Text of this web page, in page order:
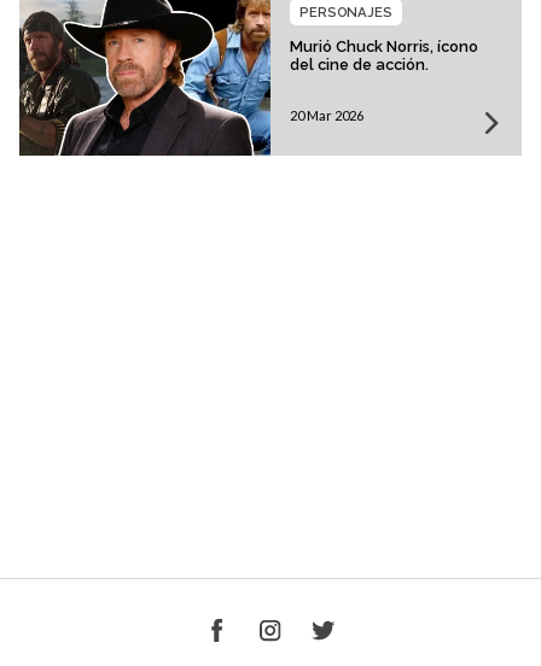
Murió Chuck Norris, ícono
del cine de acción.
PERSONAJES
20 Mar 2026